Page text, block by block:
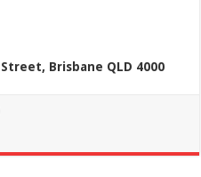
Brisbane QLD 4000